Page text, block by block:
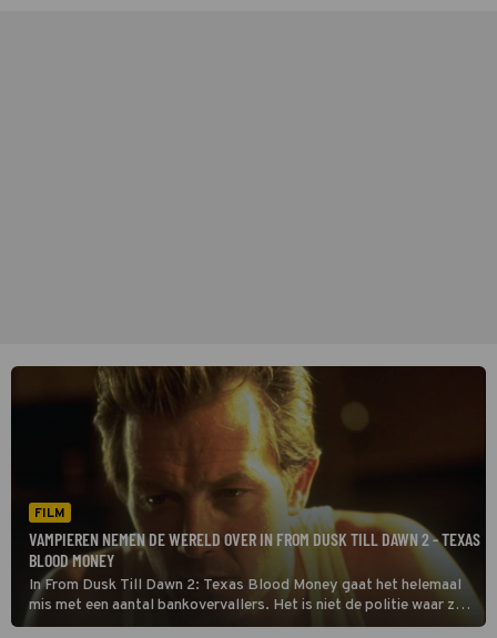
FILM
VAMPIEREN NEMEN DE WERELD OVER IN FROM DUSK TILL DAWN 2 - TEXAS
BLOOD MONEY
In From Dusk Till Dawn 2: Texas Blood Money gaat het helemaal
mis met een aantal bankovervallers. Het is niet de politie waar ze
voor moeten vrezen, maar bloeddorstige monsters.